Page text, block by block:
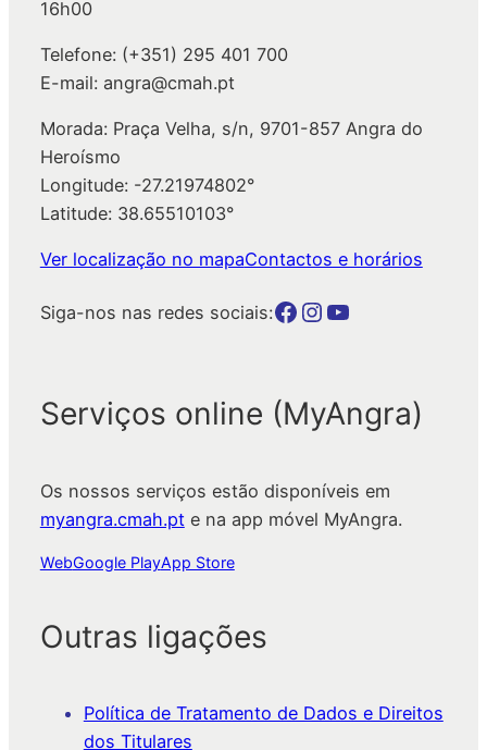
16h00
Telefone: (+351) 295 401 700
E-mail: angra@cmah.pt
Morada: Praça Velha, s/n, 9701-857 Angra do
Heroísmo
Longitude: -27.21974802°
Latitude: 38.65510103°
Ver localização no mapaContactos e horários
Siga-nos nas redes sociais:Botão para a página da autarquia no Facebook Botão para a página da autarquia no Instagram Botão para a página da autarquia no Youtube
Serviços online (MyAngra)
Os nossos serviços estão disponíveis em
myangra.cmah.pt e na app móvel MyAngra.
WebGoogle PlayApp Store
Outras ligações
Política de Tratamento de Dados e Direitos
dos Titulares